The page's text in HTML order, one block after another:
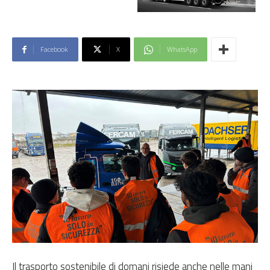
Facebook X WhatsApp
Il trasporto sostenibile di domani risiede anche nelle mani